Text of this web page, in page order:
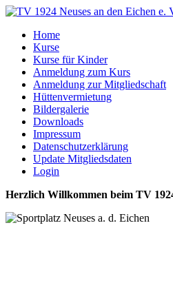
Home
Kurse
Kurse für Kinder
Anmeldung zum Kurs
Anmeldung zur Mitgliedschaft
Hüttenvermietung
Bildergalerie
Downloads
Impressum
Datenschutzerklärung
Update Mitgliedsdaten
Login
Herzlich Willkommen beim TV